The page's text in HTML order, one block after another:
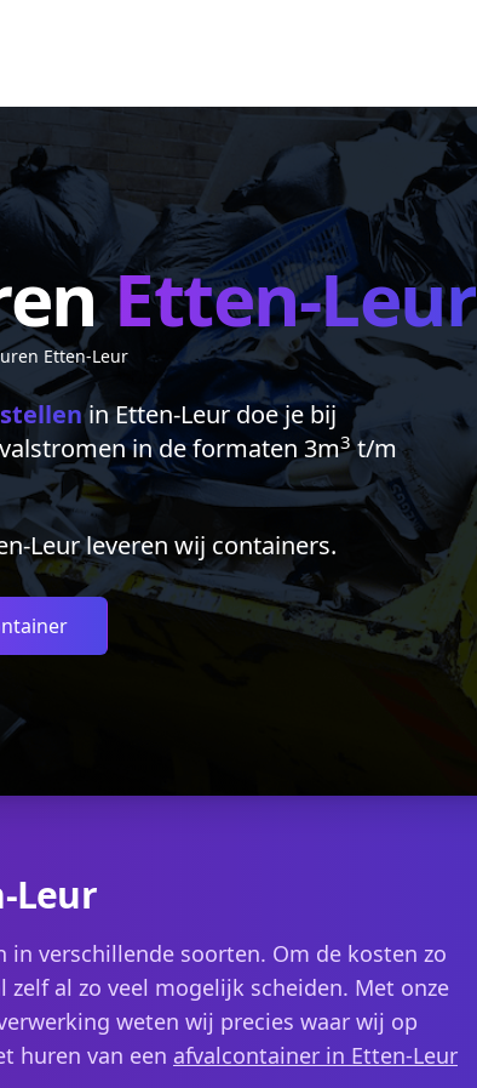
Etten-Leur
Etten-Leur
in Etten-Leur doe je bij
in de formaten 3m3t/m
Leur leveren wij containers.
Leur
verschillende soorten. Om de kosten zo
al zo veel mogelijk scheiden. Met onze
weten wij precies waar wij op
huren van een afvalcontainer in Etten-Leur